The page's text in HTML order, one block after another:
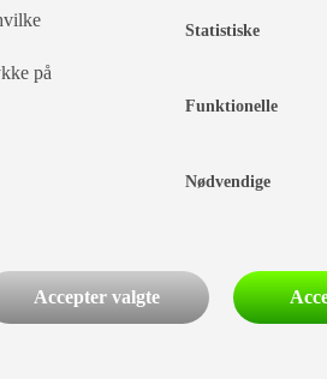
kr 99,-
kr 1.121,-
på
Statistiske
Funktionelle
Nødvendige
Accepter valgte